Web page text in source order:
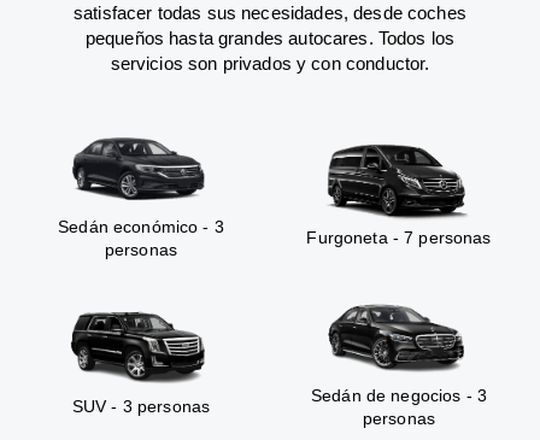
satisfacer todas sus necesidades, desde coches
pequeños hasta grandes autocares. Todos los
servicios son privados y con conductor.
Sedán económico - 3
personas
Furgoneta - 7 personas
SUV - 3 personas
Sedán de negocios - 3
personas